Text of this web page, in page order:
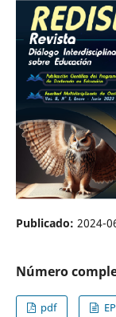
Publicado: 2024-
Número
pdf